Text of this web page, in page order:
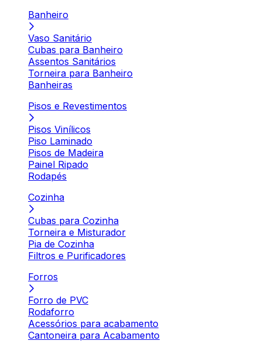
Banheiro
Vaso Sanitário
Cubas para Banheiro
Assentos Sanitários
Torneira para Banheiro
Banheiras
Pisos e Revestimentos
Pisos Vinílicos
Piso Laminado
Pisos de Madeira
Painel Ripado
Rodapés
Cozinha
Cubas para Cozinha
Torneira e Misturador
Pia de Cozinha
Filtros e Purificadores
Forros
Forro de PVC
Rodaforro
Acessórios para acabamento
Cantoneira para Acabamento